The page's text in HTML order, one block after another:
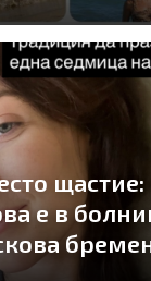
щастие:
е в